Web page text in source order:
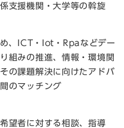
支援機関・大学等の斡旋
、ICT・Iot・Rpaなどデー
組みの推進、情報・環境関
の課題解決に向けたアドバ
のマッチング
望者に対する相談、指導